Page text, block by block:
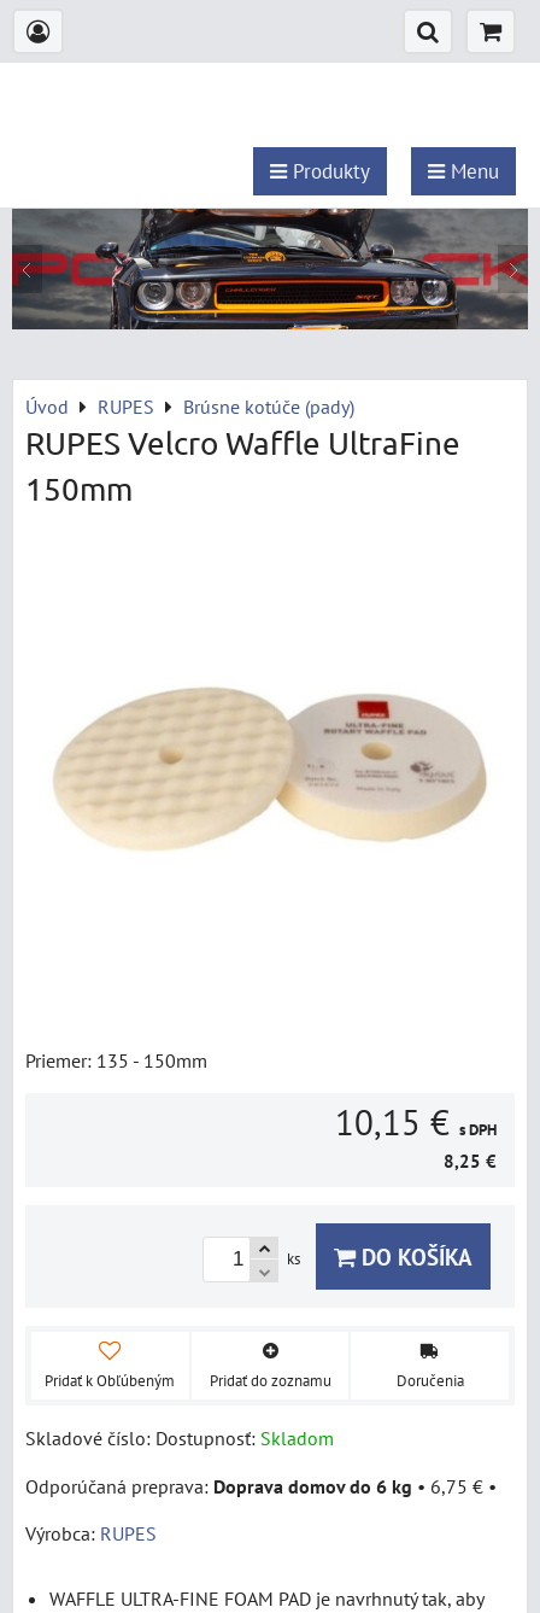
Produkty Menu
Úvod RUPES Brúsne kotúče (pady)
RUPES Velcro Waffle UltraFine
150mm
Priemer: 135 - 150mm
10,15 € s DPH
8,25 €
ks DO KOŠÍKA
Pridať k Obľúbeným Pridať do zoznamu Doručenia
Skladové číslo: Dostupnosť: Skladom
Doprava domov do 6 kg • 6,75 € •
Výrobca: RUPES
WAFFLE ULTRA-FINE FOAM PAD je navrhnutý tak, aby